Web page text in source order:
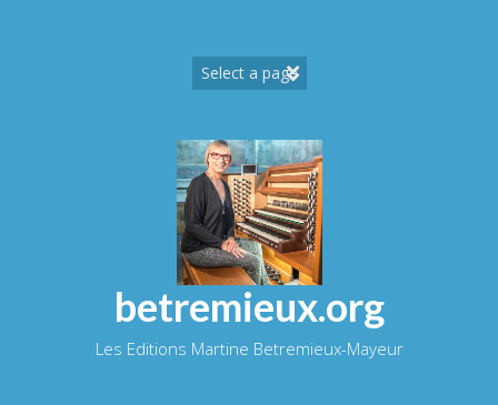
betremieux.org
Les Editions Martine Betremieux-Mayeur